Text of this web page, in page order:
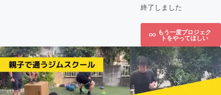
終了しました
もう一度プロジェク
トをやってほしい